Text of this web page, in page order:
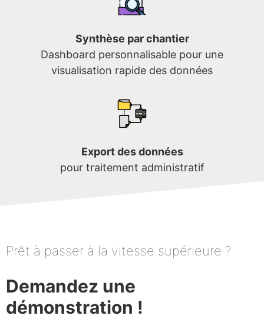
Synthèse par chantier
Dashboard personnalisable pour une
visualisation rapide des données
Export des données
pour traitement administratif
Prêt à passer à la vitesse supérieure ?
Demandez une
démonstration !